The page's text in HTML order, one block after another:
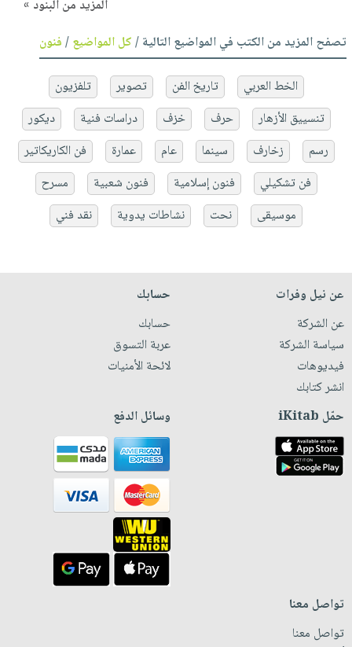
المزيد من البنود »
تصفح المزيد من الكتب في المواضيع التالية /كل المواضيع/فنون
الخط العربي تاريخ الفن تصوير
تلفزيون
تنسييق الأزهار
حرف خزف دراسات فنية
ديكور
رسم
زخارف سينما عام عمارة
فن الكاريكاتير
فن تشكيلي
فنون إسلامية فنون شعبية
مسرح
موسيقى
نحت نشاطات يدوية نقد فني
عن نيل وفرات
عن الشركة
سياسة الشركة
فيديوهات
انشر كتابك
حسابك
حسابك
عربة التسوق
لائحة الأمنيات
حمّل iKitab وسائل الدفع
تواصل معنا
تواصل معنا